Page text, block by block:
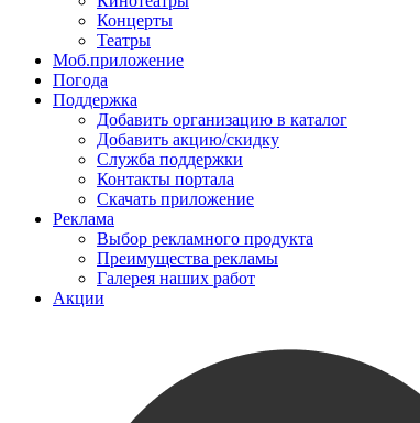
Концерты
Театры
Моб.приложение
Погода
Поддержка
Добавить организацию в каталог
Добавить акцию/скидку
Служба поддержки
Контакты портала
Скачать приложение
Реклама
Выбор рекламного продукта
Преимущества рекламы
Галерея наших работ
Акции